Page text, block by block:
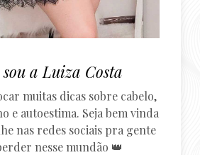
a Luiza Costa
muitas dicas sobre cabelo,
e autoestima. Seja bem vinda
nas redes sociais pra gente
nesse mundão 👑